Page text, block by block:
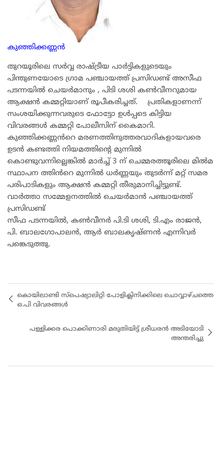
കുഞ്ഞിക്കണ്ണൻ
തുറയൂരിലെ സർവ്വ രാഷ്ട്രീയ പാർട്ടികളുടെയും
പിന്തുണയോടെ ഗ്രാമ പഞ്ചായത്ത് പ്രസിഡണ്ട് അസീഫ
പടന്നയിൽ ചെയർമാനും , പിടി ശശി കൺവീനറുമായ
ആക്ഷൻ കമ്മറ്റിയാണ് രൂപീകരിച്ചത്. പ്രതികളാണന്ന്
സംശയിക്കുന്നവരുടെ ഫോട്ടോ ഉൾപ്പടെ കിട്ടിയ
വിവരങ്ങൾ കമ്മറ്റി പോലീസിന് കൈമാറി.
കുഞ്ഞിക്കണ്ണൻറെ മരണത്തിനുത്തരവാദികളായവരെ
ഉടൻ കണ്ടത്തി നിയമത്തിന്റെ മുന്നിൽ
കൊണ്ടുവന്നില്ലെങ്കിൽ മാർച്ച്‌ 3 ന് ചെമ്മരത്തൂരിലെ മിൽമ
സ്ഥാപന ത്തിൻറെ മുന്നിൽ ധർണ്ണയും തുടർന്ന് മറ്റ് സമര
പരിപാടികളും ആക്ഷൻ കമ്മറ്റി തീരുമാനിച്ചിട്ടുണ്ട്.
വാർത്താ സമ്മേളനത്തിൽ ചെയർമാൻ പഞ്ചായത്ത്
പ്രസിഡണ്ട്
സീഫ പടന്നയിൽ, കൺവീനർ പി.ടി ശശി, ടി.എം രാജൻ,
പി. ബാലഗോപാലൻ, ആർ ബാലകൃഷ്ണൻ എന്നിവർ
പങ്കെടുത്തു.
കൊയിലാണ്ടി സ്പെഷ്യാലിറ്റി പോളിക്ലിനിക്കിലെ ചൊവ്വാഴ്ചത്തെ
ഒ.പി വിവരങ്ങൾ
പള്ളിക്കര പൊക്കിണാരി മരുതിയിട്ട് ശ്രീധരൻ അടിയോടി
അന്തരിച്ചു